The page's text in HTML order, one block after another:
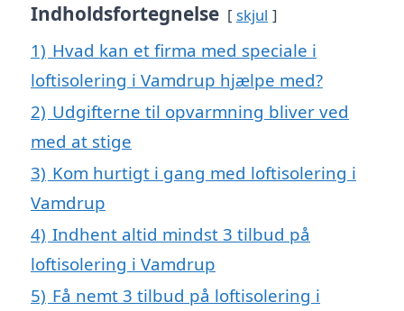
Indholdsfortegnelse skjul
1) Hvad kan et firma med speciale i
loftisolering i Vamdrup hjælpe med?
2) Udgifterne til opvarmning bliver ved
med at stige
3) Kom hurtigt i gang med loftisolering i
Vamdrup
4) Indhent altid mindst 3 tilbud på
loftisolering i Vamdrup
5) Få nemt 3 tilbud på loftisolering i